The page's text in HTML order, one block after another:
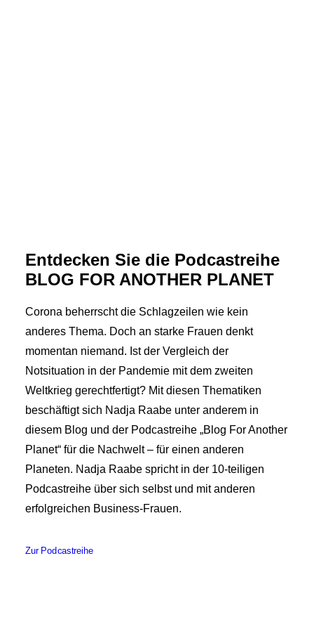
Entdecken Sie die Podcastreihe
BLOG FOR ANOTHER PLANET
Corona beherrscht die Schlagzeilen wie kein
anderes Thema. Doch an starke Frauen denkt
momentan niemand. Ist der Vergleich der
Notsituation in der Pandemie mit dem zweiten
Weltkrieg gerechtfertigt? Mit diesen Thematiken
beschäftigt sich Nadja Raabe unter anderem in
diesem Blog und der Podcastreihe „Blog For Another
Planet“ für die Nachwelt – für einen anderen
Planeten. Nadja Raabe spricht in der 10-teiligen
Podcastreihe über sich selbst und mit anderen
erfolgreichen Business-Frauen.
Zur Podcastreihe